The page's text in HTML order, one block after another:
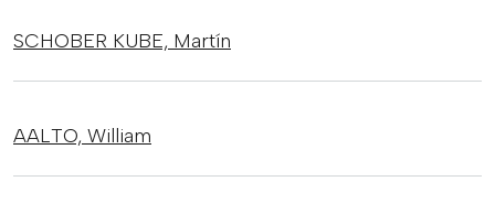
SCHOBER KUBE, Martín
AALTO, William